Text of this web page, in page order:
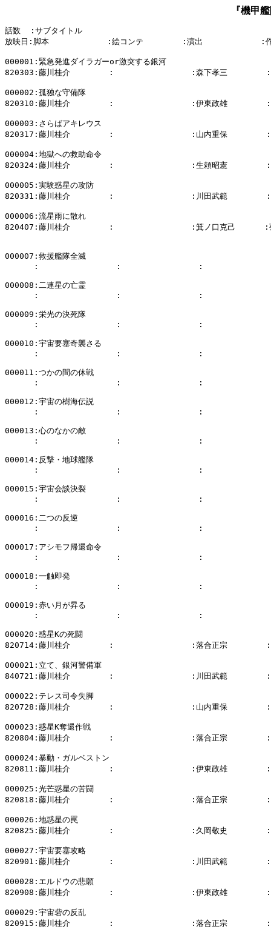
『機甲
話数  :サブタイトル
放映日:脚本            :絵コンテ        :演出            :作
000001:緊急発進ダイラガーor激突する銀河
820303:藤川桂介        :                :森下孝三        :菊
000002:孤独な守備隊
820310:藤川桂介        :                :伊東政雄        :し
000003:さらばアキレウス
820317:藤川桂介        :                :山内重保        :菊
000004:地獄への救助命令
820324:藤川桂介        :                :生頼昭憲        :今
000005:実験惑星の攻防
820331:藤川桂介        :                :川田武範        :森
000006:流星雨に散れ
820407:藤川桂介        :                :箕ノ口克己      :菊
000007:救援艦隊全滅
:                :                :
000008:二連星の亡霊
:                :                :
000009:栄光の決死隊
:                :                :
000010:宇宙要塞奇襲さる
:                :                :
000011:つかの間の休戦
:                :                :
000012:宇宙の樹海伝説
:                :                :
000013:心のなかの敵
:                :                :
000014:反撃・地球艦隊
:                :                :
000015:宇宙会談決裂
:                :                :
000016:二つの反逆
:                :                :
000017:アシモフ帰還命令
:                :                :
000018:一触即発
:                :                :
000019:赤い月が昇る
:                :                :
000020:惑星Kの死闘
820714:藤川桂介        :                :落合正宗        :金
000021:立て、銀河警備軍
840721:藤川桂介        :                :川田武範        :森
000022:テレス司令失脚
820728:藤川桂介        :                :山内重保        :菊
000023:惑星K奪還作戦
820804:藤川桂介        :                :落合正宗        :落
000024:暴動・ガルベストン
820811:藤川桂介        :                :伊東政雄        :し
000025:光芒惑星の苦闘
820818:藤川桂介        :                :落合正宗        :菊
000026:地惑星の罠
820825:藤川桂介        :                :久岡敬史        :金
000027:宇宙要塞攻略
820901:藤川桂介        :                :川田武範        :森
000028:エルドウの悲願
820908:藤川桂介        :                :伊東政雄        :ほ
000029:宇宙砦の反乱
820915:藤川桂介        :                :落合正宗        :落